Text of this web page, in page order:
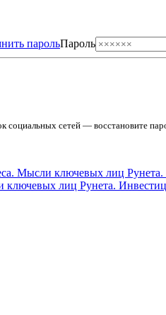
парольПароль
сетей — восстановите
лиц Рунета.